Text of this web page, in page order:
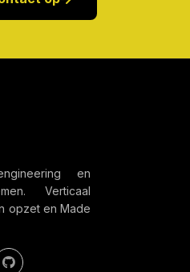
en
Verticaal
opzet en Made